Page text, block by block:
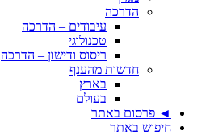
הדרכה
עיבודים – הדרכה
טכנולוגי
ריסוס ודישון – הדרכה
חדשות מהענף
בארץ
בעולם
◄ פרסום באתר
חיפוש באתר